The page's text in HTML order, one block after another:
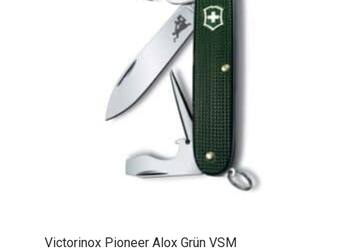
Victorinox Pioneer Alox Grün VSM